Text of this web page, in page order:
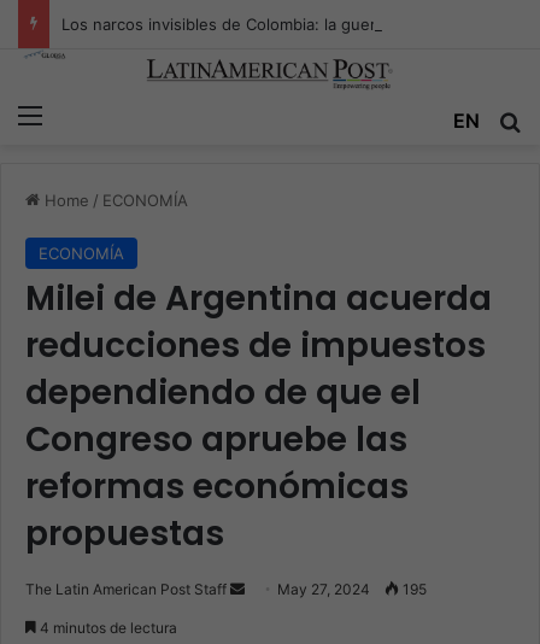
Menu EN
Home / ECONOMÍA
ECONOMÍA
Milei de Argentina acuerda
reducciones de impuestos
dependiendo de que el
Congreso apruebe las
reformas económicas
propuestas
The Latin American Post Staff
Send May 27, 2024 195
4 minutos de lectura